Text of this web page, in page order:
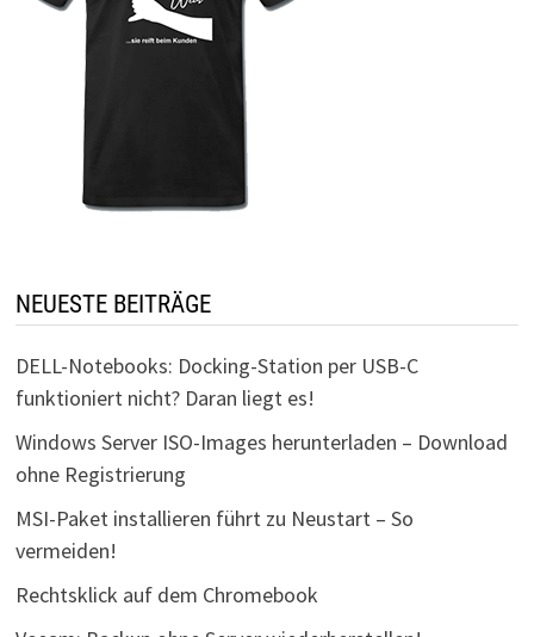
NEUESTE BEITRÄGE
DELL-Notebooks: Docking-Station per USB-C
funktioniert nicht? Daran liegt es!
Windows Server ISO-Images herunterladen – Download
ohne Registrierung
MSI-Paket installieren führt zu Neustart – So
vermeiden!
Rechtsklick auf dem Chromebook